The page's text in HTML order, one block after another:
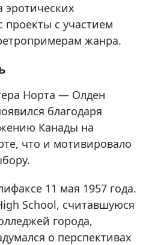
эротических
проекты с участием
жанра.
Норта — Олден
благодаря
Канады на
что и мотивировало
11 мая 1957 года.
School, считавшуюся
города,
о перспективах